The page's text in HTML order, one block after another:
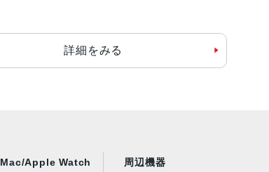
詳細をみる
Mac/Apple Watch 周辺機器